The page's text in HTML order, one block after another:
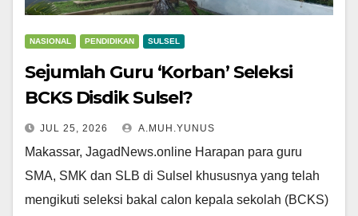
NASIONAL PENDIDIKAN SULSEL
Sejumlah Guru ‘Korban’ Seleksi
BCKS Disdik Sulsel?
JUL 25, 2026 A.MUH.YUNUS
Makassar, JagadNews.online Harapan para guru
SMA, SMK dan SLB di Sulsel khususnya yang telah
mengikuti seleksi bakal calon kepala sekolah (BCKS)